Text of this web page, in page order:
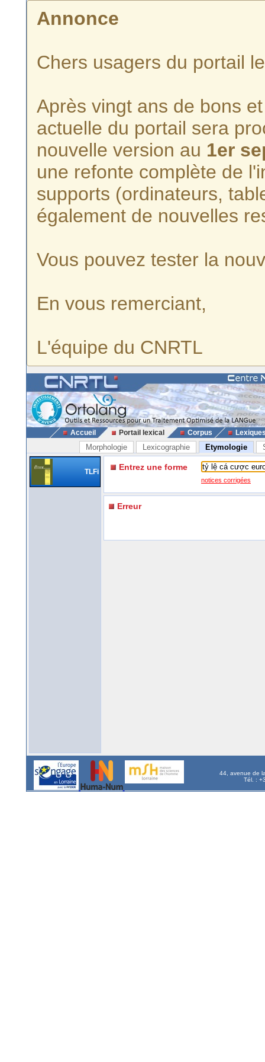
Annonce
Chers usagers du portail
Après vingt ans de bons
actuelle du portail sera
nouvelle version au 1er
une refonte complète de
supports (ordinateurs,
également de nouvelles
Vous pouvez tester la
En vous remerciant,
L'équipe du CNRTL
Accueil Portail lexical Corpus
Morphologie Lexicographie Etymologie
TLFi Entrez une forme
notices corrigées
Erreur
44, avenue de
Tél. :